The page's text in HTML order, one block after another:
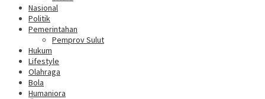
Nasional
Politik
Pemerintahan
Pemprov Sulut
Hukum
Lifestyle
Olahraga
Bola
Humaniora